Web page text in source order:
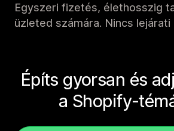
Egyszeri fizetés, élethosszig
üzleted számára. Nincs lejárati
Építs gyorsan és
a Shopify-